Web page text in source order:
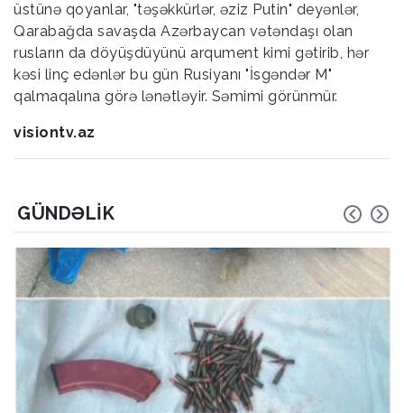
üstünə qoyanlar, "təşəkkürlər, əziz Putin" deyənlər,
Qarabağda savaşda Azərbaycan vətəndaşı olan
rusların da döyüşdüyünü arqument kimi gətirib, hər
kəsi linç edənlər bu gün Rusiyanı "İsgəndər M"
qalmaqalına görə lənətləyir. Səmimi görünmür.
visiontv.az
GÜNDƏLIK